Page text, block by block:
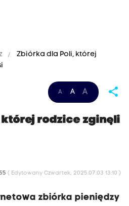
Zbiórka dla Poli, której
A A A share
rodzice zginęli
( Edytowany Czwartek, 2025.07.03 13:10 )
zbiórka pieniędzy